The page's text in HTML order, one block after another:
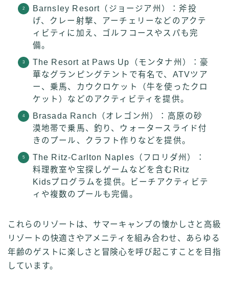
Barnsley Resort（ジョージア州）：斧投
げ、クレー射撃、アーチェリーなどのアクテ
ィビティに加え、ゴルフコースやスパも完
備。
The Resort at Paws Up（モンタナ州）：豪
華なグランピングテントで有名で、ATVツア
ー、乗馬、カウクロケット（牛を使ったクロ
ケット）などのアクティビティを提供。
Brasada Ranch（オレゴン州）：高原の砂
漠地帯で乗馬、釣り、ウォータースライド付
きのプール、クラフト作りなどを提供。
The Ritz-Carlton Naples（フロリダ州）：
料理教室や宝探しゲームなどを含むRitz
Kidsプログラムを提供。ビーチアクティビテ
ィや複数のプールも完備。
これらのリゾートは、サマーキャンプの懐かしさと高級
リゾートの快適さやアメニティを組み合わせ、あらゆる
年齢のゲストに楽しさと冒険心を呼び起こすことを目指
しています。